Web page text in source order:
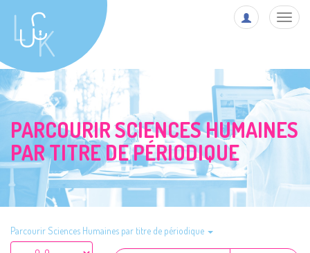
PARCOURIR SCIENCES HUMAINES
PAR TITRE DE PÉRIODIQUE
Parcourir Sciences Humaines par titre de périodique